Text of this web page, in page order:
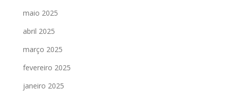
maio 2025
abril 2025
março 2025
fevereiro 2025
janeiro 2025